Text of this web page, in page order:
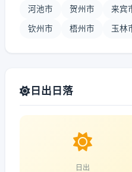
河池市 贺州市 来宾
钦州市 梧州市 玉林
日出日落
日出